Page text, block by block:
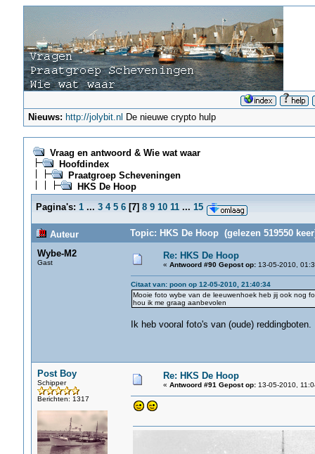
Nieuws: http://jolybit.nl De nieuwe crypto hulp
Vraag en antwoord & Wie wat waar
Hoofdindex
Praatgroep Scheveningen
HKS De Hoop
Pagina's: 1 ... 3 4 5 6[7] 8 9 10 11 ... 15
Auteur
Topic: HKS De Hoop (gelezen 519550
Wybe-M2
Gast
Re: HKS De Hoop
« Antwoord #90 Gepost op:13-05-2010,
Citaat van: poon op 12-05-2010, 21:40:34
Mooie foto wybe van de leeuwenhoek heb jij ook nog
hou ik me graag aanbevolen
Ik heb vooral foto's van (oude)
Post Boy
Schipper
Berichten: 1317
Re: HKS De Hoop
« Antwoord #91 Gepost op:13-05-2010,